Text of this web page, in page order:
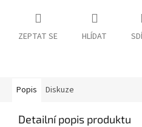
ZEPTAT SE HLÍDAT
Popis Diskuze
Detailní popis produktu